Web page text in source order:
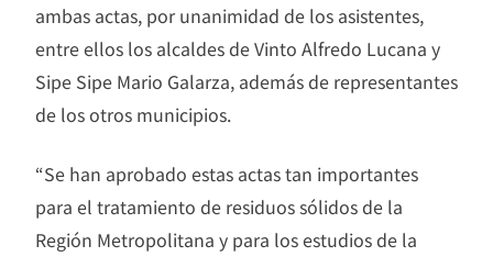
ambas actas, por unanimidad de los asistentes,
entre ellos los alcaldes de Vinto Alfredo Lucana y
Sipe Sipe Mario Galarza, además de representantes
de los otros municipios.
“Se han aprobado estas actas tan importantes
para el tratamiento de residuos sólidos de la
Región Metropolitana y para los estudios de la